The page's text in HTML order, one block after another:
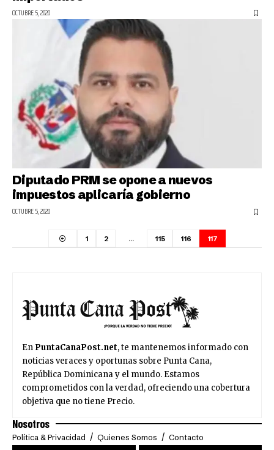
OCTUBRE 5, 2020
Diputado PRM se opone a nuevos
impuestos aplicaría gobierno
OCTUBRE 5, 2020
1 2 … 115 116 117
En PuntaCanaPost.net, te mantenemos informado con
noticias veraces y oportunas sobre Punta Cana,
República Dominicana y el mundo. Estamos
comprometidos con la verdad, ofreciendo una cobertura
objetiva que no tiene Precio.
Nosotros
Política & Privacidad Quienes Somos Contacto